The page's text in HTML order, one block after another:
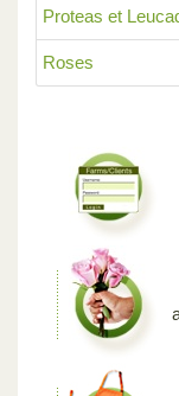
Proteas et
Roses